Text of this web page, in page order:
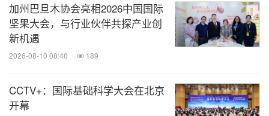
加州巴旦木协会亮相2026中国国际
坚果大会，与行业伙伴共探产业创
新机遇
2026-08-10 08:40 189
CCTV+：国际基础科学大会在北京
开幕